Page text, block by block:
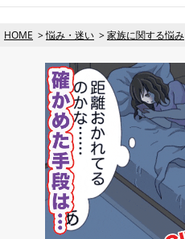
HOME 悩み・迷い 家族に関する悩み